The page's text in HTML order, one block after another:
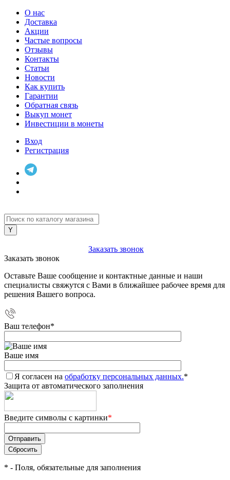
О нас
Доставка
Акции
Частые вопросы
Отзывы
Контакты
Статьи
Новости
Как купить
Гарантии
Обратная связь
Выкуп монет
Инвестиции в монеты
Вход
Регистрация
Заказать звонок
Заказать звонок
Оставьте Ваше сообщение и контактные данные и наши
специалисты свяжутся с Вами в ближайшее рабочее время для
решения Вашего вопроса.
Ваш телефон*
Ваше имя
Я согласен на обработку персональных данных.*
Защита от автоматического заполнения
Введите символы с картинки*
* - Поля, обязательные для заполнения